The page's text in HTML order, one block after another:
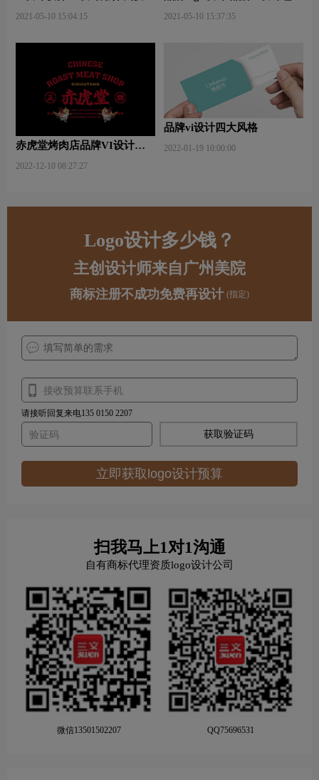
2021-05-10 15:04:15 2021-05-10 15:37:35
赤虎堂烤肉店品牌VI设计赏
2022-12-10 08:27:27
品牌vi设计四大风格
2022-01-19 10:00:00
Logo设计多少钱？
主创设计师来自广州美院
商标注册不成功免费再设计 (指定)
请接听回复来电135 0150 2207
获取验证码
立即获取logo设计预算
扫我马上1对1沟通
自有商标代理资质logo设计公司
微信13501502207 QQ75696531